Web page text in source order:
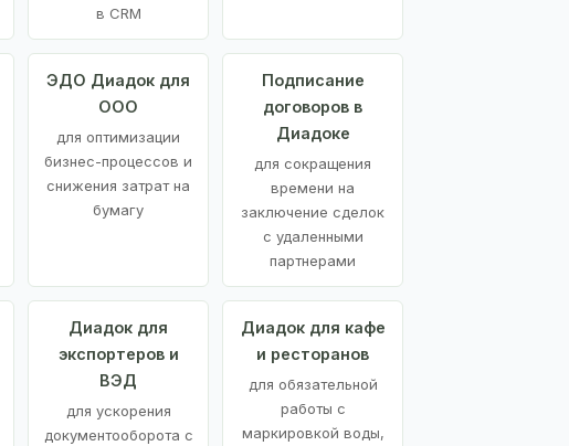
в CRM
ЭДО Диадок для
ООО
для оптимизации
бизнес-процессов и
снижения затрат на
бумагу
Подписание
договоров в
Диадоке
для сокращения
времени на
заключение сделок
с удаленными
партнерами
Диадок для
экспортеров и
ВЭД
для ускорения
документооборота с
Диадок для кафе
и ресторанов
для обязательной
работы с
маркировкой воды,